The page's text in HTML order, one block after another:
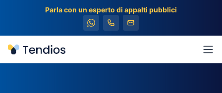
Parla con un esperto di appalti pubblici
Tendios